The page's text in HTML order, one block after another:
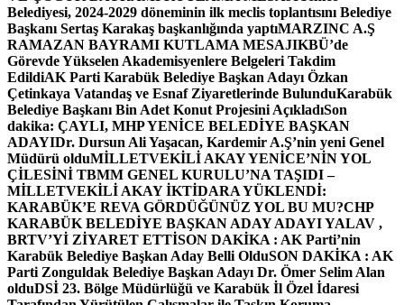
Belediyesi, 2024-2029 döneminin ilk meclis toplantısını Belediye
Başkanı Sertaş Karakaş başkanlığında yaptıMARZINC A.Ş
RAMAZAN BAYRAMI KUTLAMA MESAJIKBÜ’de
Görevde Yükselen Akademisyenlere Belgeleri Takdim
EdildiAK Parti Karabük Belediye Başkan Adayı Özkan
Çetinkaya Vatandaş ve Esnaf Ziyaretlerinde BulunduKarabük
Belediye Başkanı Bin Adet Konut Projesini AçıkladıSon
dakika: ÇAYLI, MHP YENİCE BELEDİYE BAŞKAN
ADAYIDr. Dursun Ali Yaşacan, Kardemir A.Ş’nin yeni Genel
Müdürü olduMİLLETVEKİLİ AKAY YENİCE’NİN YOL
ÇİLESİNİ TBMM GENEL KURULU’NA TAŞIDI –
MİLLETVEKİLİ AKAY İKTİDARA YÜKLENDİ:
KARABÜK’E REVA GÖRDÜĞÜNÜZ YOL BU MU?CHP
KARABÜK BELEDİYE BAŞKAN ADAY ADAYI YALAV ,
BRTV’Yİ ZİYARET ETTİSON DAKİKA : AK Parti’nin
Karabük Belediye Başkan Aday Belli OlduSON DAKİKA : AK
Parti Zonguldak Belediye Başkan Adayı Dr. Ömer Selim Alan
olduDSİ 23. Bölge Müdürlüğü ve Karabük İl Özel İdaresi